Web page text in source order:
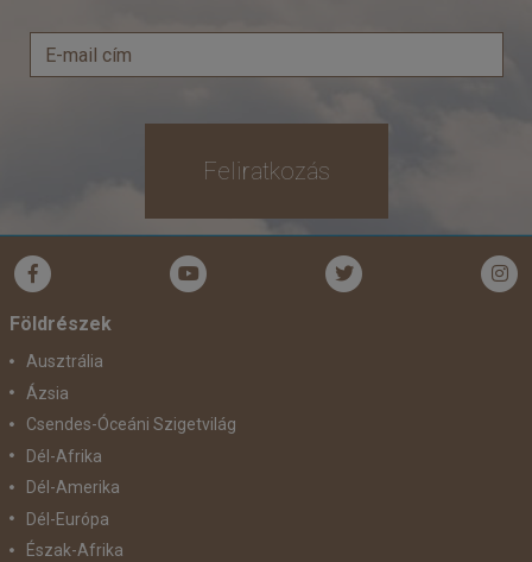
Feliratkozás
Földrészek
Ausztrália
Ázsia
Csendes-Óceáni Szigetvilág
Dél-Afrika
Dél-Amerika
Dél-Európa
Észak-Afrika